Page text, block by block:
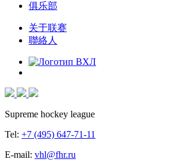
俱乐部
关于联赛
聯絡人
Supreme hockey league
Tel: +7 (495) 647-71-11
E-mail: vhl@fhr.ru